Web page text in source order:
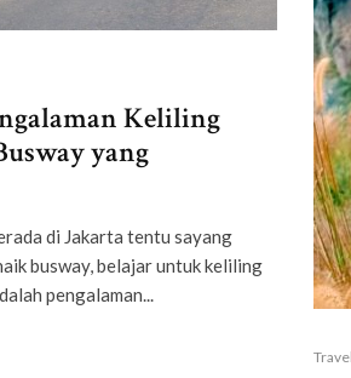
Keliling
yang
di Jakarta tentu sayang
busway, belajar untuk keliling
pengalaman...
Travel